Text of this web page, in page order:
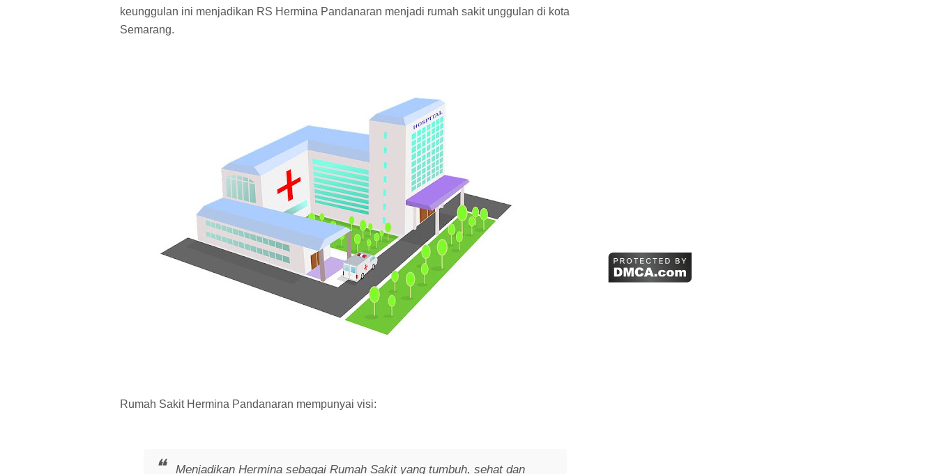
keunggulan ini menjadikan RS Hermina Pandanaran menjadi rumah sakit unggulan di kota
Semarang.
Rumah Sakit Hermina Pandanaran mempunyai visi:
Menjadikan Hermina sebagai Rumah Sakit yang tumbuh, sehat dan